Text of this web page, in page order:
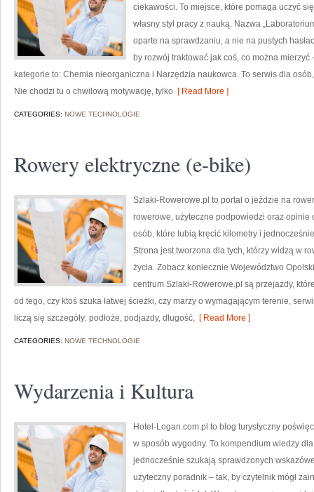
ciekawości. To miejsce, które pomaga uczyć
własny styl pracy z nauką. Nazwa
oparte na sprawdzaniu, a nie na pustych
by rozwój traktować jak coś, co można
kategorie to: Chemia nieorganiczna i Narzędzia naukowca. To serwis dla
Nie chodzi tu o chwilową motywację, tylko [ Read More ]
CATEGORIES: NOWE TECHNOLOGIE
Rowery elektryczne (e-bike)
Szlaki-Rowerowe.pl to portal o jeździe na
rowerowe, użyteczne podpowiedzi oraz
osób, które lubią kręcić kilometry i
Strona jest tworzona dla tych, którzy widzą w
życia. Zobacz koniecznie Województwo
centrum Szlaki-Rowerowe.pl są przejazdy,
od tego, czy ktoś szuka łatwej ścieżki, czy marzy o wymagającym terenie,
liczą się szczegóły: podłoże, podjazdy, długość, [ Read More ]
CATEGORIES: NOWE TECHNOLOGIE
Wydarzenia i Kultura
Hotel-Logan.com.pl to blog turystyczny
w sposób wygodny. To kompendium wiedzy
jednocześnie szukają sprawdzonych
użyteczny poradnik – tak, by czytelnik mógł